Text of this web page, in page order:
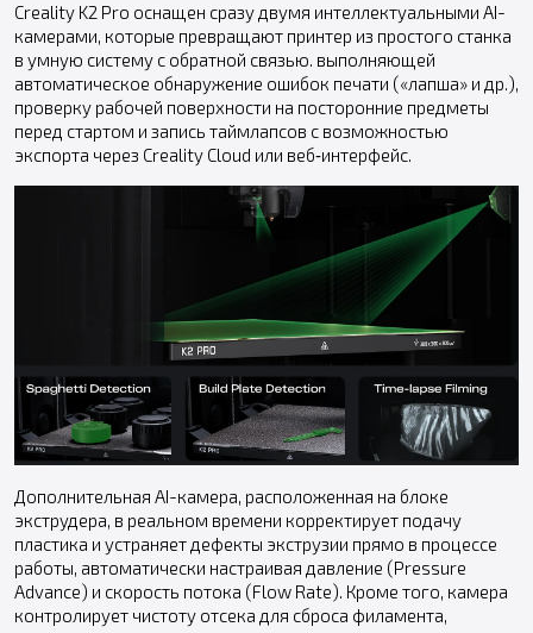
Creality K2 Pro оснащен сразу двумя интеллектуальными AI-
камерами, которые превращают принтер из простого станка
в умную систему с обратной связью. выполняющей
автоматическое обнаружение ошибок печати («лапша» и др.),
проверку рабочей поверхности на посторонние предметы
перед стартом и запись таймлапсов с возможностью
экспорта через Creality Cloud или веб‑интерфейс.
Дополнительная AI-камера, расположенная на блоке
экструдера, в реальном времени корректирует подачу
пластика и устраняет дефекты экструзии прямо в процессе
работы, автоматически настраивая давление (Pressure
Advance) и скорость потока (Flow Rate). Кроме того, камера
контролирует чистоту отсека для сброса филамента,